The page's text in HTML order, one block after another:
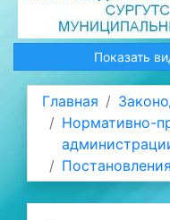
Показать
Главная
Нормативно-